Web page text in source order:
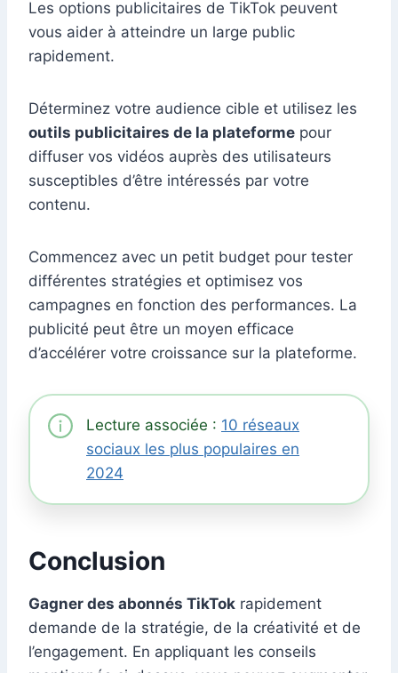
Les options publicitaires de TikTok peuvent
vous aider à atteindre un large public
rapidement.
Déterminez votre audience cible et utilisez les
outils publicitaires de la plateforme pour
diffuser vos vidéos auprès des utilisateurs
susceptibles d’être intéressés par votre
contenu.
Commencez avec un petit budget pour tester
différentes stratégies et optimisez vos
campagnes en fonction des performances. La
publicité peut être un moyen efficace
d’accélérer votre croissance sur la plateforme.
Lecture associée : 10 réseaux
sociaux les plus populaires en
2024
Conclusion
Gagner des abonnés TikTok rapidement
demande de la stratégie, de la créativité et de
l’engagement. En appliquant les conseils